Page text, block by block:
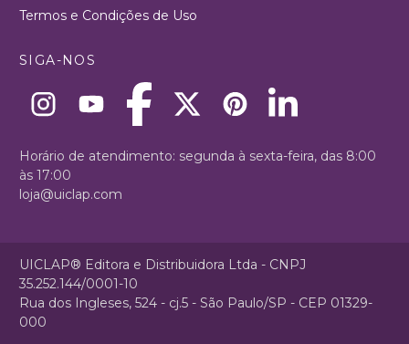
Termos e Condições de Uso
SIGA-NOS
Horário de atendimento: segunda à sexta-feira, das 8:00
às 17:00
loja@uiclap.com
UICLAP® Editora e Distribuidora Ltda - CNPJ
35.252.144/0001-10
Rua dos Ingleses, 524 - cj.5 - São Paulo/SP - CEP 01329-
000